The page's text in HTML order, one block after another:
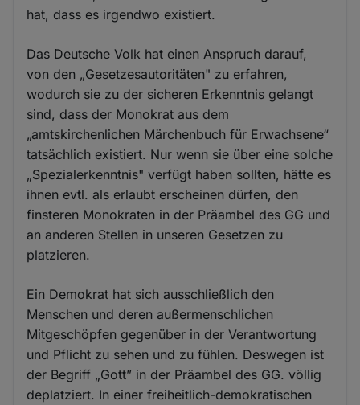
hat, dass es irgendwo existiert.
Das Deutsche Volk hat einen Anspruch darauf,
von den „Gesetzesautoritäten" zu erfahren,
wodurch sie zu der sicheren Erkenntnis gelangt
sind, dass der Monokrat aus dem
„amtskirchenlichen Märchenbuch für Erwachsene“
tatsächlich existiert. Nur wenn sie über eine solche
„Spezialerkenntnis" verfügt haben sollten, hätte es
ihnen evtl. als erlaubt erscheinen dürfen, den
finsteren Monokraten in der Präambel des GG und
an anderen Stellen in unseren Gesetzen zu
platzieren.
Ein Demokrat hat sich ausschließlich den
Menschen und deren außermenschlichen
Mitgeschöpfen gegenüber in der Verantwortung
und Pflicht zu sehen und zu fühlen. Deswegen ist
der Begriff „Gott” in der Präambel des GG. völlig
deplatziert. In einer freiheitlich-demokratischen